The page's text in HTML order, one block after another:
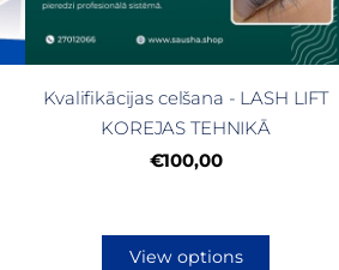
Kvalifikācijas celšana - LASH LIFT
KOREJAS TEHNIKĀ
€100,00
View options